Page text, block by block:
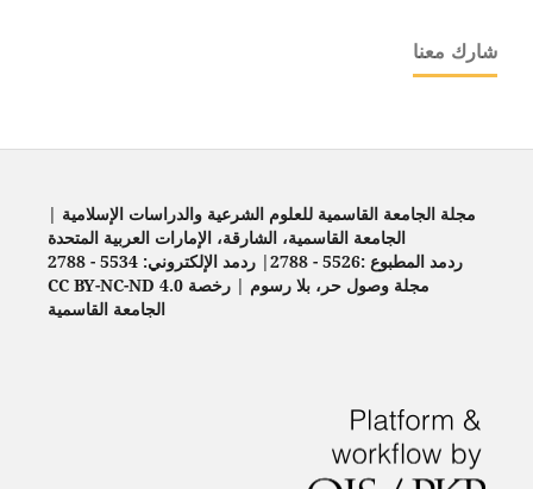
شارك معنا
مجلة الجامعة القاسمية للعلوم الشرعية والدراسات الإسلامية |
الجامعة القاسمية، الشارقة، الإمارات العربية المتحدة
ردمد المطبوع :5526 - 2788| ردمد الإلكتروني: 5534 - 2788
مجلة وصول حر، بلا رسوم | رخصة CC BY-NC-ND 4.0
الجامعة القاسمية